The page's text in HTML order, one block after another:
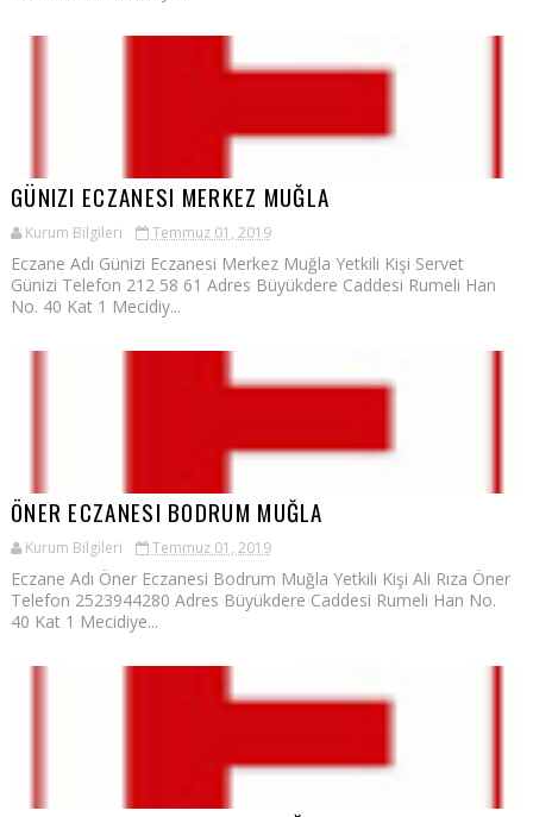
GÜNIZI ECZANESI MERKEZ MUĞLA
Kurum Bilgileri Temmuz 01, 2019
Eczane Adı Günizi Eczanesi Merkez Muğla Yetkili Kişi Servet
Günizi Telefon 212 58 61 Adres Büyükdere Caddesi Rumeli Han
No. 40 Kat 1 Mecidiy...
ÖNER ECZANESI BODRUM MUĞLA
Kurum Bilgileri Temmuz 01, 2019
Eczane Adı Öner Eczanesi Bodrum Muğla Yetkili Kişi Ali Rıza Öner
Telefon 2523944280 Adres Büyükdere Caddesi Rumeli Han No.
40 Kat 1 Mecidiye...